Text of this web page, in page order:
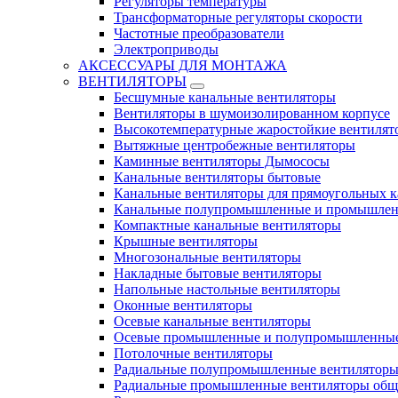
Трансформаторные регуляторы скорости
Частотные преобразователи
Электроприводы
АКСЕССУАРЫ ДЛЯ МОНТАЖА
ВЕНТИЛЯТОРЫ
Бесшумные канальные вентиляторы
Вентиляторы в шумоизолированном корпусе
Высокотемпературные жаростойкие
Вытяжные центробежные вентиляторы
Каминные вентиляторы Дымососы
Канальные вентиляторы бытовые
Канальные вентиляторы для прямоугольных
Канальные полупромышленные и
Компактные канальные вентиляторы
Крышные вентиляторы
Многозональные вентиляторы
Накладные бытовые вентиляторы
Напольные настольные вентиляторы
Оконные вентиляторы
Осевые канальные вентиляторы
Осевые промышленные и
Потолочные вентиляторы
Радиальные полупромышленные вентиляторы
Радиальные промышленные вентиляторы